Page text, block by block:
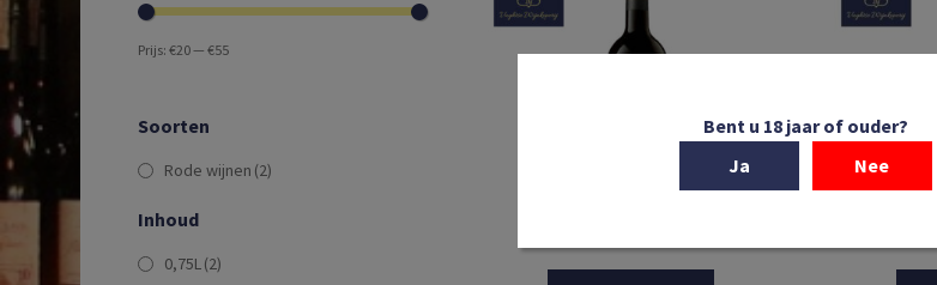
Prijs:€20—€55
Soorten
Rode wijnen (2)
Inhoud
0,75L(2)
Bent u 18 jaar of ouder?
Ja
Nee